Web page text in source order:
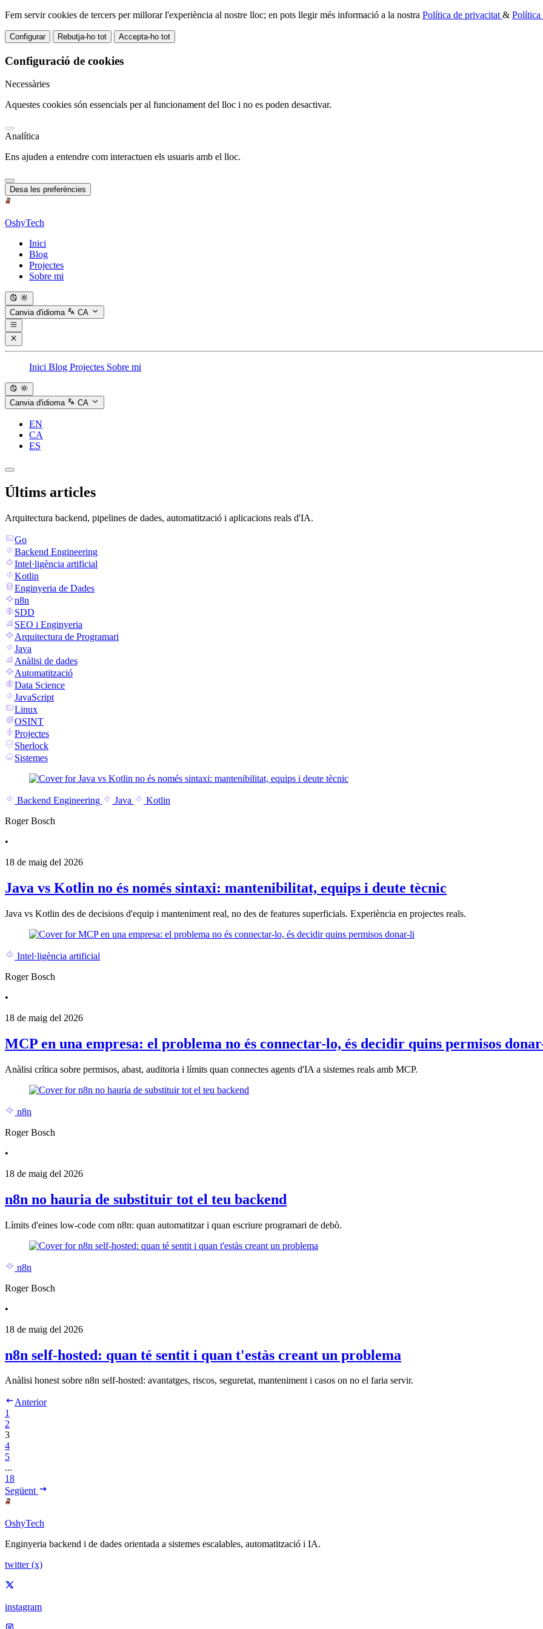
Fem servir cookies de tercers per millorar l'experiència al nostre lloc; en pots llegir més informació a la nostra Política de privacitat &
Configurar Rebutja-ho tot Accepta-ho tot
Configuració de cookies
Necessàries
Aquestes cookies són essencials per al funcionament del lloc i no es poden desactivar.
Analítica
Ens ajuden a entendre com interactuen els usuaris amb el lloc.
Desa les preferències
OshyTech
Inici
Blog
Projectes
Sobre mi
Canvia d'idioma CA
Inici Blog Projectes Sobre mi
Canvia d'idioma CA
EN
CA
ES
Últims articles
Arquitectura backend, pipelines de dades, automatització i aplicacions reals d'IA.
Go
Backend Engineering
Intel·ligència artificial
Kotlin
Enginyeria de Dades
n8n
SDD
SEO i Enginyeria
Arquitectura de Programari
Java
Anàlisi de dades
Automatització
Data Science
JavaScript
Linux
OSINT
Projectes
Sherlock
Sistemes
Backend Engineering Java
Kotlin
Roger Bosch
•
18 de maig del 2026
Java vs Kotlin no és només sintaxi: mantenibilitat, equips i deute tècnic
Java vs Kotlin des de decisions d'equip i manteniment real, no des de features superficials. Experiència en projectes reals.
Intel·ligència artificial
Roger Bosch
•
18 de maig del 2026
MCP en una empresa: el problema no és connectar-lo, és decidir quins permisos
Anàlisi crítica sobre permisos, abast, auditoria i límits quan connectes agents d'IA a sistemes reals amb MCP.
n8n
Roger Bosch
•
18 de maig del 2026
n8n no hauria de substituir tot el teu backend
Límits d'eines low-code com n8n: quan automatitzar i quan escriure programari de debò.
n8n
Roger Bosch
•
18 de maig del 2026
n8n self-hosted: quan té sentit i quan t'estàs creant un problema
Anàlisi honest sobre n8n self-hosted: avantatges, riscos, seguretat, manteniment i casos on no el faria servir.
Anterior
1
2
3
4
5
...
18
Següent
OshyTech
Enginyeria backend i de dades orientada a sistemes escalables, automatització i IA.
twitter (x)
instagram